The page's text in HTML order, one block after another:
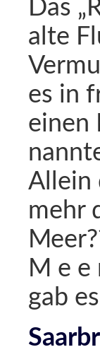
Das
alte
es in
einen
Allein
mehr
M e
gab